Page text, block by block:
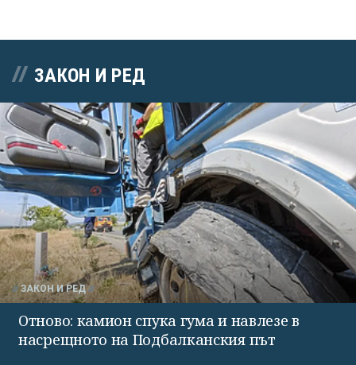
ЗАКОН И РЕД
ЗАКОН И РЕД
Отново: камион спука гума и навлезе в
насрещното на Подбалканския път